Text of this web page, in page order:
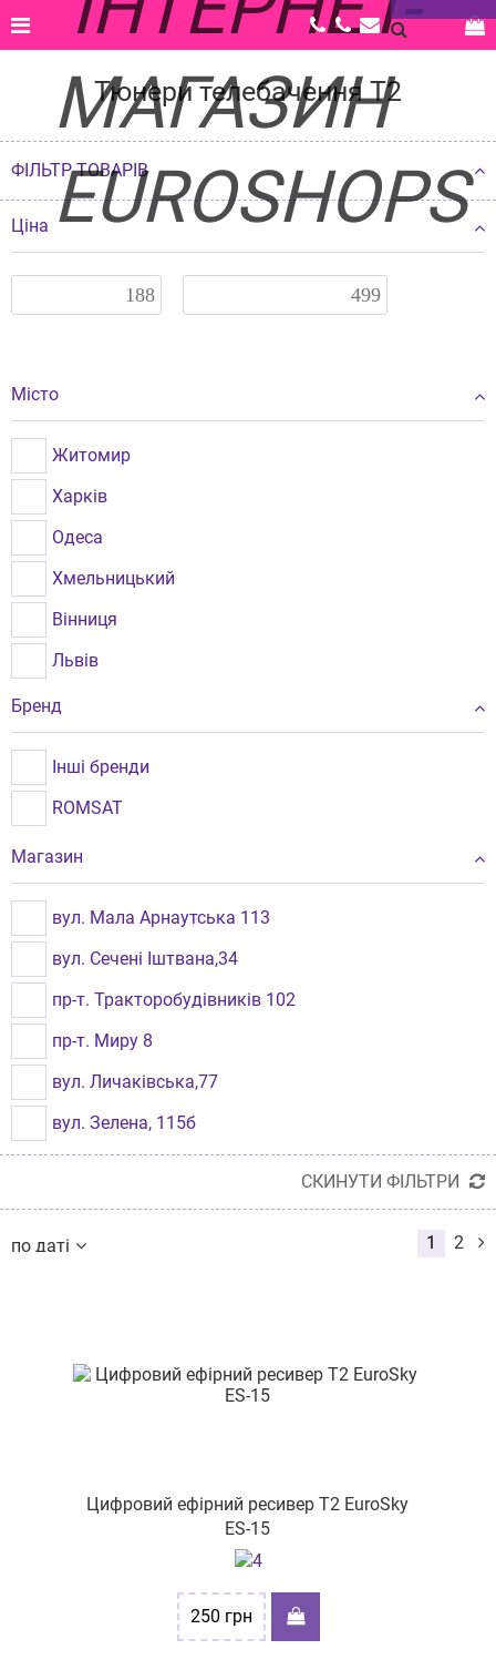
Головна | Каталог | Фото-, відео-, аудіо-, офісна техніка |
Тюнери телебачення Т2
Тюнери телебачення Т2
ФІЛЬТР ТОВАРІВ
Ціна
Місто
Житомир
Харків
Одеса
Хмельницький
Вінниця
Львів
Рівне
Луцьк
Бренд
Інші бренди
ROMSAT
Магазин
вул. Мала Арнаутська 113
вул. Сечені Іштвана,34
пр-т. Тракторобудівників 102
пр-т. Миру 8
вул. Личаківська,77
вул. Зелена, 115б
вул. Хмельницьке шосе, буд.107
вул. І. Франка, будинок 21
вул. Соборності 42а
вул. Головна, 25
вул.Подільська, буд. 38
СКИНУТИ ФІЛЬТРИ
по даті
1 2
Цифровий ефірний ресивер Т2 EuroSky
ES-15
250 грн